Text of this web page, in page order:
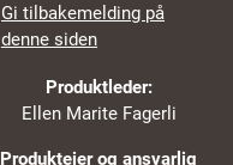
Gi tilbakemelding på
denne siden
Produktleder:
Ellen Marite Fagerli
Produkteier og ansvarlig